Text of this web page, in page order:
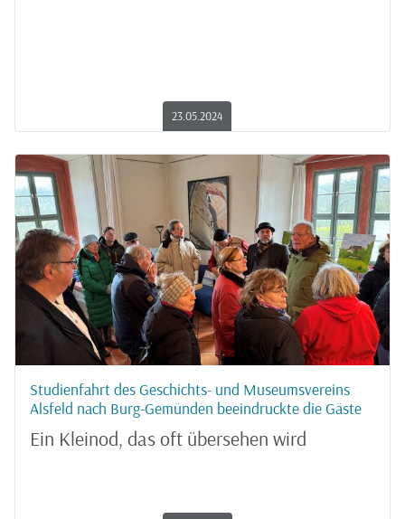
23.05.2024
Studienfahrt des Geschichts- und Museumsvereins
Alsfeld nach Burg-Gemünden beeindruckte die Gäste
Ein Kleinod, das oft übersehen wird